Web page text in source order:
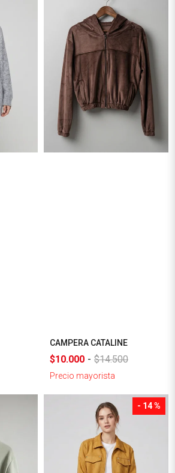
CAMPERA CATALINE
$10.000 - $14.500
Precio mayorista
- 14 %